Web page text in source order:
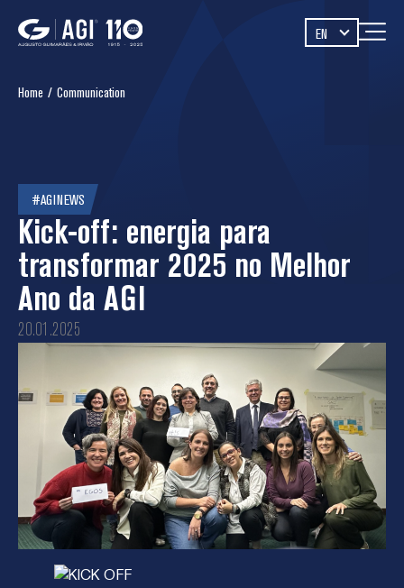
EN
Home / Communication
#AGINEWS
Kick-off: energia para
transformar 2025 no Melhor
Ano da AGI
20.01.2025